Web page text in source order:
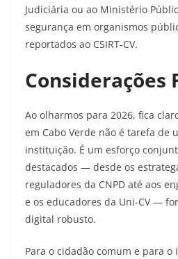
Judiciária ou ao Ministério
segurança em organismos
reportados ao CSIRT-CV.
Considerações
Ao olharmos para 2026, fica
em Cabo Verde não é tarefa de
instituição. É um esforço
destacados — desde os
reguladores da CNPD até aos
e os educadores da Uni-CV —
digital robusto.
Para o cidadão comum e para